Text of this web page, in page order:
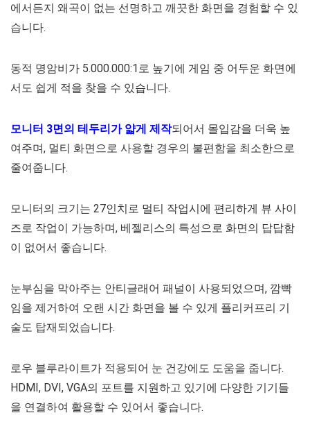
에서든지 왜곡이 없는 선명하고 깨끗한 화면을 경험할 수 있
습니다.
동적 명암비가 5.000.000:1로 높기에 게임 중 어두운 화면에
서도 쉽게 적을 찾을 수 있습니다.
모니터 3면의 테두리가 얇게 제작되어서 몰입감을 더욱 높
여주며, 멀티 화면으로 사용할 경우의 불편함을 최소한으로
줄여줍니다.
모니터의 크기는 27인치로 멀티 작업시에 편리하게 뷰 사이
즈로 작업이 가능하며, 베젤리스의 특성으로 화면의 답답함
이 없어서 좋습니다.
눈부심을 막아주는 안티글래어 패널이 사용되었으며, 깜빡
임을 제거하여 오랜 시간 화면을 볼 수 있게 플리커프리 기
술도 탑재되었습니다.
로우 블루라이트가 적용되어 눈 건강에도 도움을 줍니다.
HDMI, DVI, VGA의 포트를 지원하고 있기에 다양한 기기들
을 연결하여 활용할 수 있어서 좋습니다.